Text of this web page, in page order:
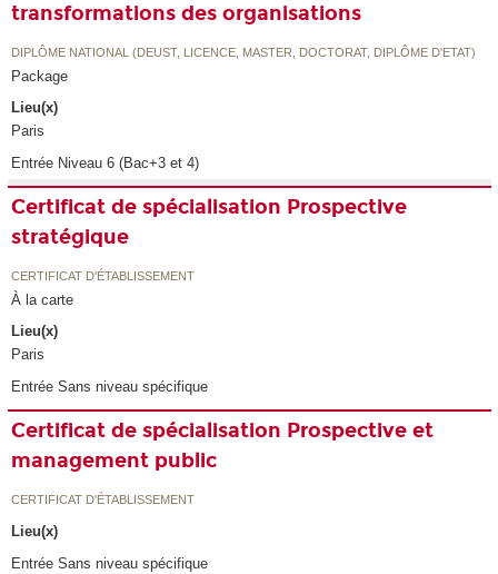
transformations des organisations
DIPLÔME NATIONAL (DEUST, LICENCE, MASTER, DOCTORAT, DIPLÔME D'ETAT)
Package
Lieu(x)
Paris
Entrée Niveau 6 (Bac+3 et 4)
Certificat de spécialisation Prospective
stratégique
CERTIFICAT D'ÉTABLISSEMENT
À la carte
Lieu(x)
Paris
Entrée Sans niveau spécifique
Certificat de spécialisation Prospective et
management public
CERTIFICAT D'ÉTABLISSEMENT
Lieu(x)
Entrée Sans niveau spécifique